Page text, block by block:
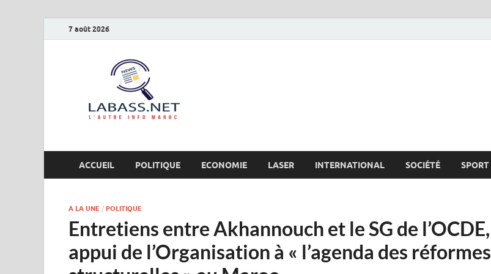
7 août 2026
ACCUEIL POLITIQUE ECONOMIE LASER INTERNATIONAL SOCIÉTÉ SPORT
A LA UNE / POLITIQUE
Entretiens entre Akhannouch et le SG de l’OCDE,
appui de l’Organisation à « l’agenda des réformes